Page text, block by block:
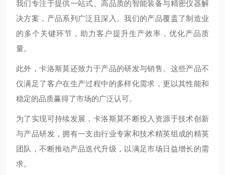
我们专注于提供一站式、高品质的智能装备与精密仪器解
决方案，产品系列广泛且深入。我们的产品覆盖了制造业
的多个关键环节，助力客户提升生产效率，优化产品质
量。
此外，卡洛斯莫还致力于产品的研发与销售。这些产品不
仅满足了客户在生产过程中的多样化需求，更以其性能和
稳定的品质赢得了市场的广泛认可。
为了实现可持续发展，卡洛斯莫不断投入资源于技术创新
与产品研发，拥有一支由行业专家和技术精英组成的精英
团队，不断推动产品迭代升级，以满足市场日益增长的需
求。